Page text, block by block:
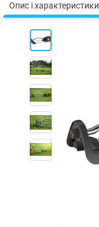
Опис і характеристики